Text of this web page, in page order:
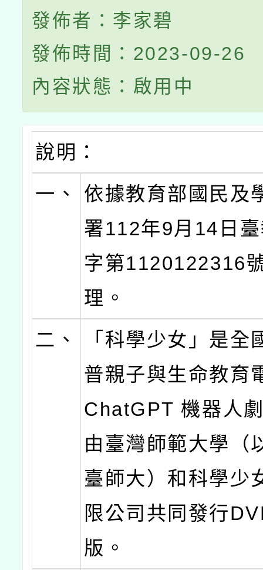
發佈者：李家碧
發佈時間：2023-09-26
內容狀態：啟用中
說明：
一、
依據教育部國民及
署112年9月14日
字第1120122316
理。
二、
「科學少女」是全
普親子與生命教育
ChatGPT 機器人
由臺灣師範大學（
臺師大）和科學少
限公司共同發行
版。